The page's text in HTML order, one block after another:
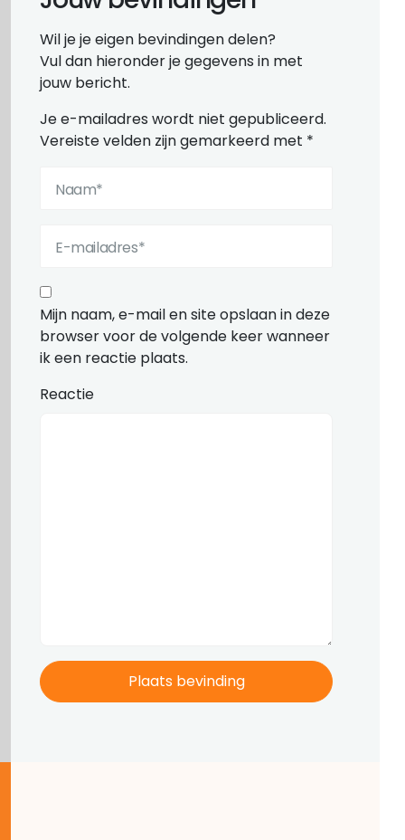
Wil je je eigen bevindingen delen?
Vul dan hieronder je gegevens in met
jouw bericht.
Je e-mailadres wordt niet gepubliceerd.
Vereiste velden zijn gemarkeerd met *
Mijn naam, e-mail en site opslaan in deze
browser voor de volgende keer wanneer
ik een reactie plaats.
Reactie